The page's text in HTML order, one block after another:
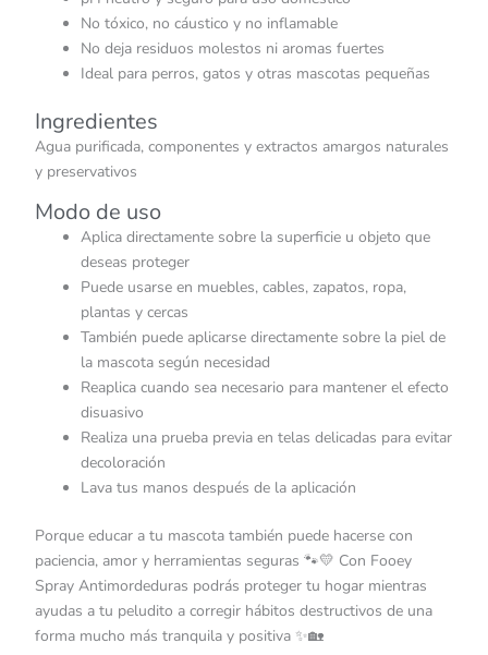
No tóxico, no cáustico y no inflamable
No deja residuos molestos ni aromas fuertes
Ideal para perros, gatos y otras mascotas pequeñas
Ingredientes
Agua purificada, componentes y extractos amargos naturales
y preservativos
Modo de uso
Aplica directamente sobre la superficie u objeto que
deseas proteger
Puede usarse en muebles, cables, zapatos, ropa,
plantas y cercas
También puede aplicarse directamente sobre la piel de
la mascota según necesidad
Reaplica cuando sea necesario para mantener el efecto
disuasivo
Realiza una prueba previa en telas delicadas para evitar
decoloración
Lava tus manos después de la aplicación
Porque educar a tu mascota también puede hacerse con
paciencia, amor y herramientas seguras 🐾💛 Con Fooey
Spray Antimordeduras podrás proteger tu hogar mientras
ayudas a tu peludito a corregir hábitos destructivos de una
forma mucho más tranquila y positiva ✨🏡